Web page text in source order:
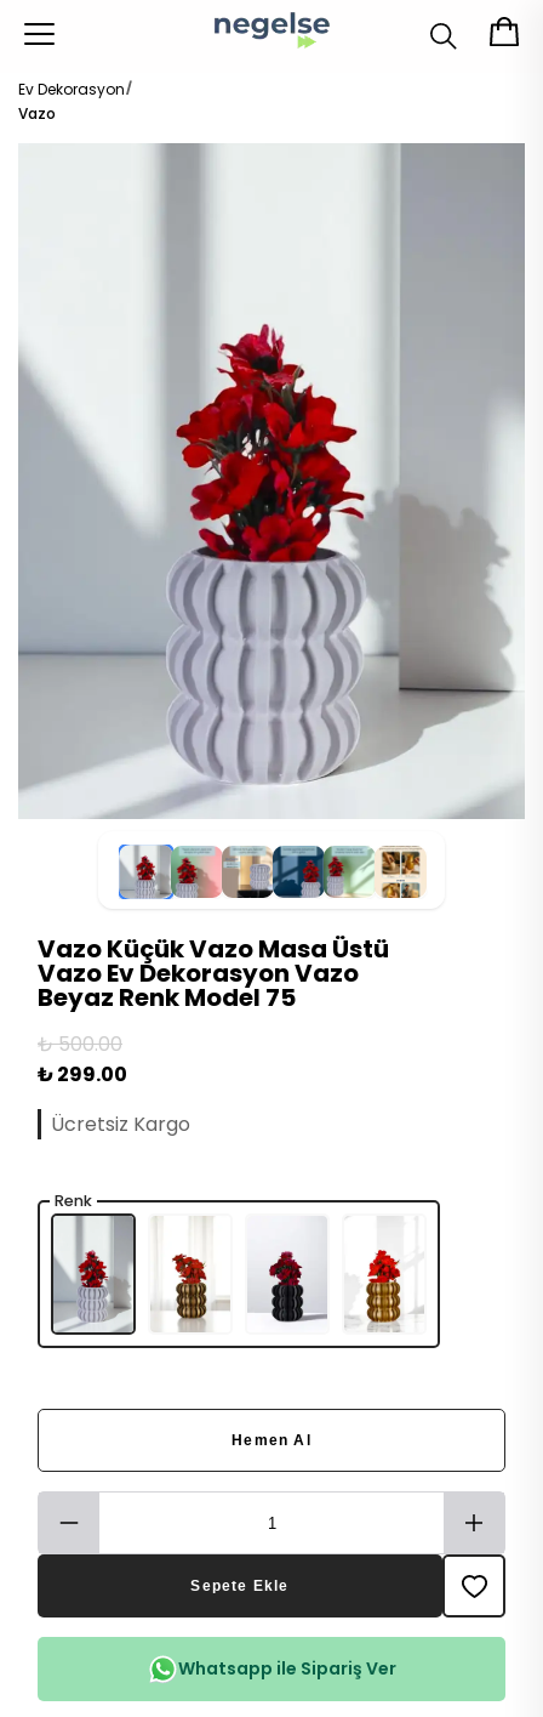
Ev Dekorasyon
Vazo
Vazo Küçük Vazo Masa Üstü
Vazo Ev Dekorasyon Vazo
Beyaz Renk Model 75
₺ 500.00
₺ 299.00
Ücretsiz Kargo
Renk
Hemen Al
Sepete Ekle
Whatsapp ile Sipariş Ver